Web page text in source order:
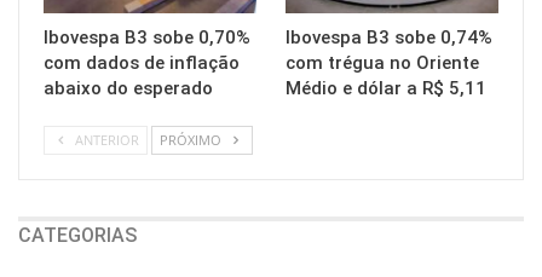
Ibovespa B3 sobe 0,70%
com dados de inflação
abaixo do esperado
Ibovespa B3 sobe 0,74%
com trégua no Oriente
Médio e dólar a R$ 5,11
ANTERIOR PRÓXIMO
CATEGORIAS